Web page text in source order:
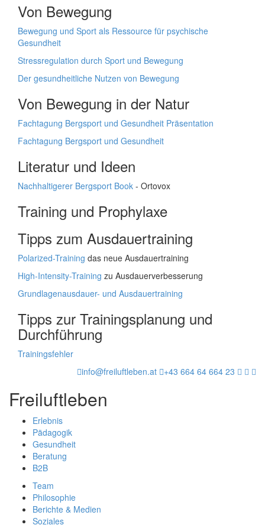
Von Bewegung
Bewegung und Sport als Ressource für psychische
Gesundheit
Stressregulation durch Sport und Bewegung
Der gesundheitliche Nutzen von Bewegung
Von Bewegung in der Natur
Fachtagung Bergsport und Gesundheit Präsentation
Fachtagung Bergsport und Gesundheit
Literatur und Ideen
Nachhaltigerer Bergsport Book - Ortovox
Training und Prophylaxe
Tipps zum Ausdauertraining
Polarized-Training das neue Ausdauertraining
High-Intensity-Training zu Ausdauerverbesserung
Grundlagenausdauer- und Ausdauertraining
Tipps zur Trainingsplanung und
Durchführung
Trainingsfehler
info@freiluftleben.at
+43 664 64 664 23
Freiluftleben
Erlebnis
Pädagogik
Gesundheit
Beratung
B2B
Team
Philosophie
Berichte & Medien
Soziales